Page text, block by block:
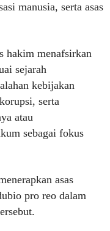
manusia, serta asas
hakim menafsirkan
sejarah
kebijakan
serta
atau
sebagai fokus
asas
pro reo dalam